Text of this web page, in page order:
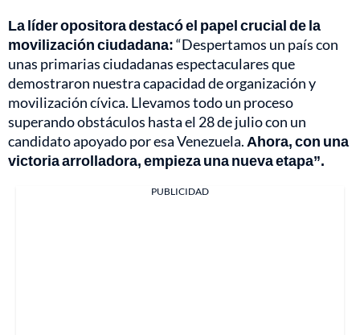
La líder opositora destacó el papel crucial de la
movilización ciudadana:“Despertamos un país con
unas primarias ciudadanas espectaculares que
demostraron nuestra capacidad de organización y
movilización cívica. Llevamos todo un proceso
superando obstáculos hasta el 28 de julio con un
candidato apoyado por esa Venezuela. Ahora, con una
victoria arrolladora, empieza una nueva etapa”.
PUBLICIDAD